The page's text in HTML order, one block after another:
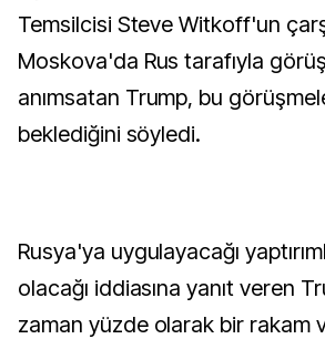
Temsilcisi Steve Witkoff'un
Moskova'da Rus tarafıyla
anımsatan Trump, bu
beklediğini söyledi.
Rusya'ya uygulayacağı
olacağı iddiasına yanıt veren
zaman yüzde olarak bir rakam